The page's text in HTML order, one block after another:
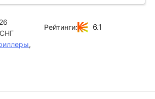
Витвицкий вместе со своей
кошмаром, когда они
к членам «Банды Амазонок»,
женщиной. Теперь судьба
того, смогут ли они выбраться из рук
,
Рейтинги: 6.1